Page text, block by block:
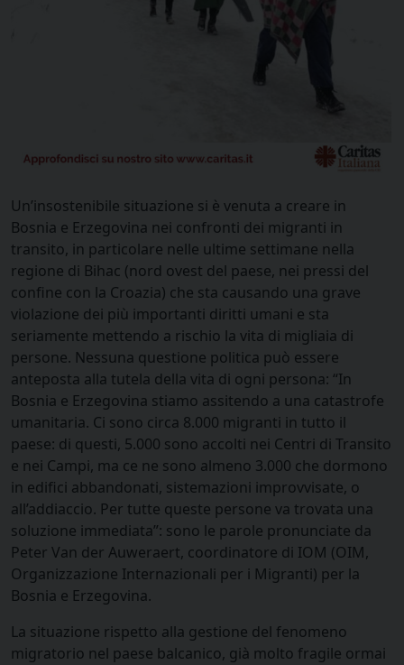
Un’insostenibile situazione si è venuta a creare in
Bosnia e Erzegovina nei confronti dei migranti in
transito, in particolare nelle ultime settimane nella
regione di Bihac (nord ovest del paese, nei pressi del
confine con la Croazia) che sta causando una grave
violazione dei più importanti diritti umani e sta
seriamente mettendo a rischio la vita di migliaia di
persone. Nessuna questione politica può essere
anteposta alla tutela della vita di ogni persona: “In
Bosnia e Erzegovina stiamo assitendo a una catastrofe
umanitaria. Ci sono circa 8.000 migranti in tutto il
paese: di questi, 5.000 sono accolti nei Centri di Transito
e nei Campi, ma ce ne sono almeno 3.000 che dormono
in edifici abbandonati, sistemazioni improvvisate, o
all’addiaccio. Per tutte queste persone va trovata una
soluzione immediata”: sono le parole pronunciate da
Peter Van der Auweraert, coordinatore di IOM (OIM,
Organizzazione Internazionali per i Migranti) per la
Bosnia e Erzegovina.
La situazione rispetto alla gestione del fenomeno
migratorio nel paese balcanico, già molto fragile ormai